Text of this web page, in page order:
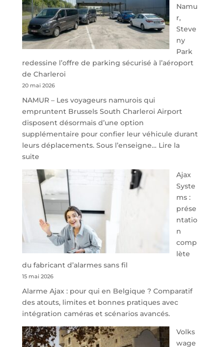
Namu
r,
Steve
ny
Park
redessine l’offre de parking sécurisé à l’aéroport
de Charleroi
20 mai 2026
NAMUR – Les voyageurs namurois qui
empruntent Brussels South Charleroi Airport
disposent désormais d’une option
supplémentaire pour confier leur véhicule durant
leurs déplacements. Sous l’enseigne… Lire la
suite:
À
40
minutes
de
Namur,
Steveny
Park
redessine
de
parking
sécurisé
à
l’aéroport
de
Charleroi
Ajax
Syste
ms :
prése
ntatio
n
comp
lète
du fabricant d’alarmes sans fil
15 mai 2026
Alarme Ajax : pour qui en Belgique ? Comparatif
des atouts, limites et bonnes pratiques avec
intégration caméras et scénarios avancés.
Volks
wage